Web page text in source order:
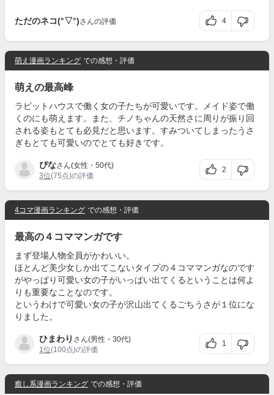
ただのネコ(°▽°)さんの評価 4
萌え漫画ランキング での感想・評価
萌えの最高峰
ラビットハウスで働く女の子たちが可愛いです。メイド姿で働
くのにも萌えます。また、チノちゃんの天然さに周りが振り回
される姿もとても必見だと思います。すみついてしまったうさ
ぎもとても可愛いのでとても好きです。
ぴなさん(女性・50代)
3位(75点)の評価
2
4コマ漫画ランキング での感想・評価
最高の４コママンガです
まず登場人物全員がかわいい。
ほとんど美少女しか出てこないタイプの４コママンガなのです
がやっぱり可愛い女の子がいっぱい出てくるということは何よ
りも重要なことなのです。
というわけで可愛い女の子が沢山出てくるごちうさが１位にな
りました。
ひまわり さん(男性・30代)
1位(100点)の評価
1
癒し系漫画ランキング での感想・評価